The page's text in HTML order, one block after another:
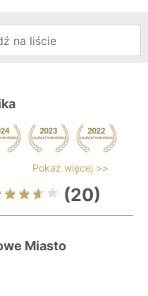
Pokaż więcej >>
(20)
Miasto